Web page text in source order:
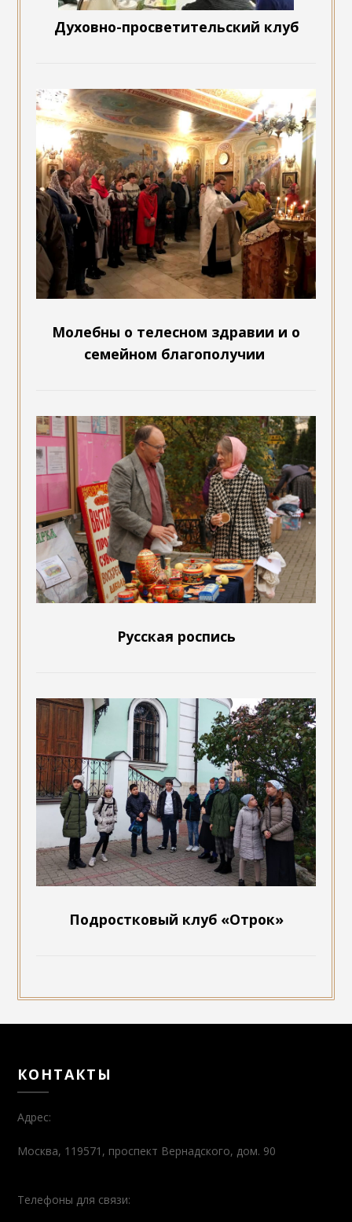
Духовно-просветительский клуб
Молебны о телесном здравии и о
семейном благополучии
Русская роспись
Подростковый клуб «Отрок»
КОНТАКТЫ
Адрес:
Москва, 119571, проспект Вернадского, дом. 90
Телефоны для связи: